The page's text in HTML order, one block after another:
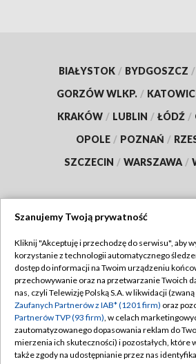
BIAŁYSTOK / BYDGOSZCZ /
GORZÓW WLKP. /
KRAKÓW / LUBLIN / ŁÓDŹ /
OPOLE / POZNAŃ /
SZCZECIN / WARSZAWA /
TVP
Abonament TVP
Emisja w TVP
Centrum informacji TVP
Naziemna Telewizja Cyfrowa
Regulamin TVP
Polityka
Moje zgody
Pomoc
Szanujemy Twoją prywatność
Kliknij "Akceptuję i przechodzę do serwisu", aby
korzystanie z technologii automatycznego
dostęp do informacji na Twoim urządzeniu
przechowywanie oraz na przetwarzanie Twoich
nas, czyli Telewizję Polską S.A. w likwidacji
Zaufanych Partnerów z IAB* (1201 firm) oraz
Partnerów TVP (93 firm), w celach
zautomatyzowanego dopasowania reklam do
mierzenia ich skuteczności) i pozostałych, które
także zgody na udostępnianie przez nas